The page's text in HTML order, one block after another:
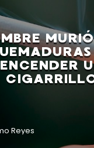
ENCENDER
Reyes